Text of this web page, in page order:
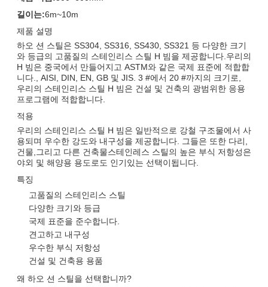
길이는:6m~10m
제품 설명
하오 션 스틸은 SS304, SS316, SS430, SS321 등 다양한 크기
와 등급의 고품질의 스테인리스 스틸 H 빔을 제공합니다.우리의
H 빔은 중국에서 만들어지고 ASTM와 같은 국제 표준에 적합합
니다., AISI, DIN, EN, GB 및 JIS. 3 #에서 20 #까지의 크기로,
우리의 스테인리스 스틸 H 빔은 건설 및 건축의 광범위한 응용
프로그램에 적합합니다.
적용
우리의 스테인리스 스틸 H 빔은 일반적으로 강철 구조물에서 사
용되며 우수한 강도와 내구성을 제공합니다. 그들은 또한 다리,
건물,그리고 다른 건축물스테인레스 스틸의 높은 부식 저항성은
야외 및 해양용 용도로도 인기있는 선택이됩니다.
특징
고품질의 스테인리스 스틸
다양한 크기와 등급
국제 표준을 준수합니다.
견고하고 내구성
우수한 부식 저항성
건설 및 건축용 용품
왜 하오 션 스틸을 선택합니까?